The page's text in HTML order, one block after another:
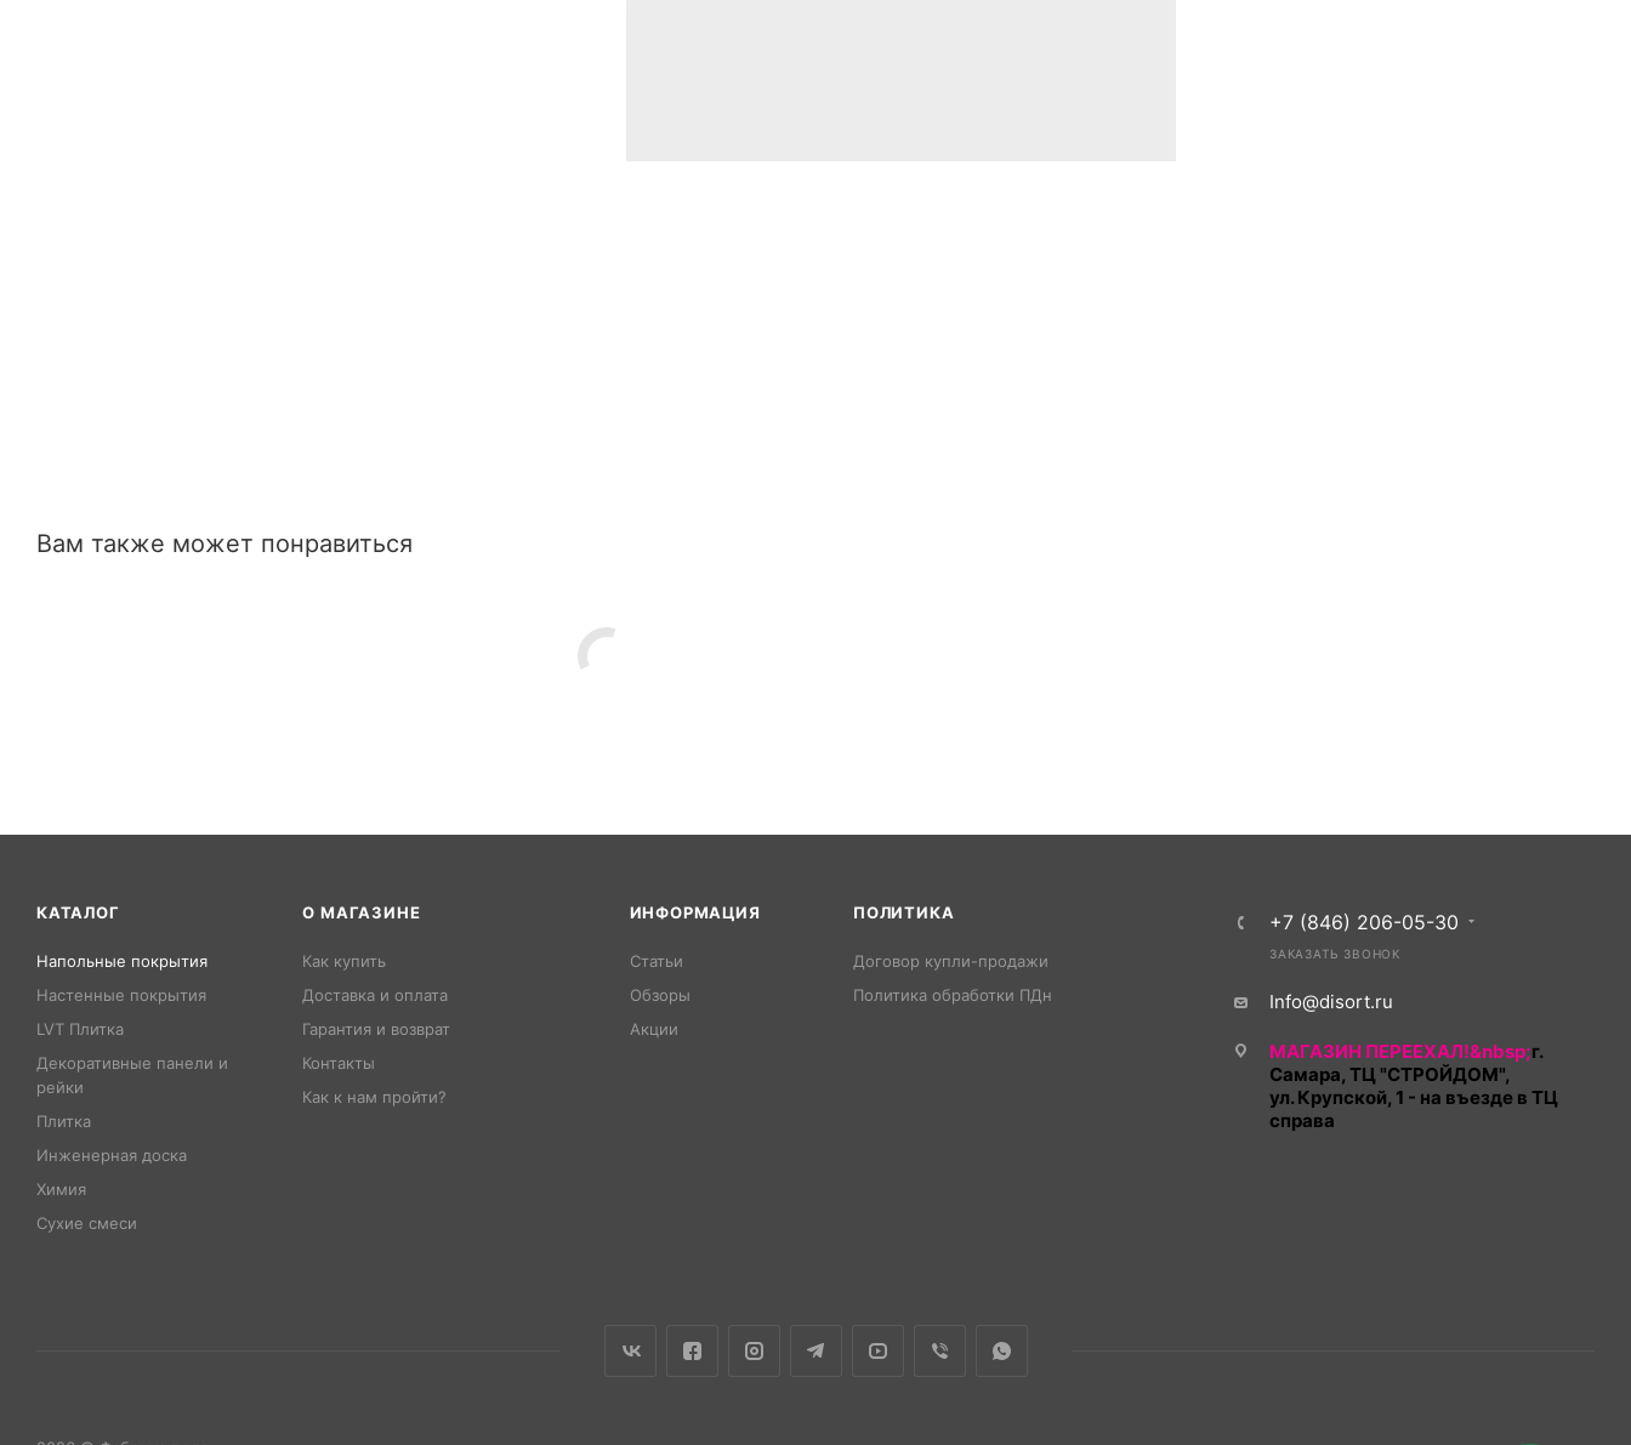
Вам также может понравиться
КАТАЛОГ
Напольные покрытия
Настенные покрытия
LVT Плитка
Декоративные панели и
рейки
Плитка
Инженерная доска
Химия
Сухие смеси
О МАГАЗИНЕ
Как купить
Доставка и оплата
Гарантия и возврат
Контакты
Как к нам пройти?
ИНФОРМАЦИЯ
Статьи
Обзоры
Акции
ПОЛИТИКА
Договор купли-продажи
Политика обработки ПДн
+7 (846) 206-05-30
ЗАКАЗАТЬ ЗВОНОК
Info@disort.ru
МАГАЗИН ПЕРЕЕХАЛ!&nbsp;г.
Самара, ТЦ "СТРОЙДОМ",
ул. Крупской, 1 - на въезде в ТЦ
справа